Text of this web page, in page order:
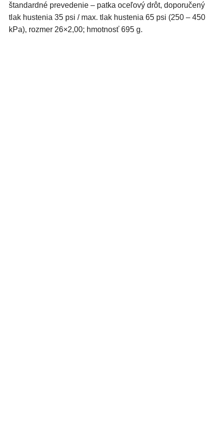
štandardné prevedenie – patka oceľový drôt, doporučený
tlak hustenia 35 psi / max. tlak hustenia 65 psi (250 – 450
kPa), rozmer 26×2,00; hmotnosť 695 g.